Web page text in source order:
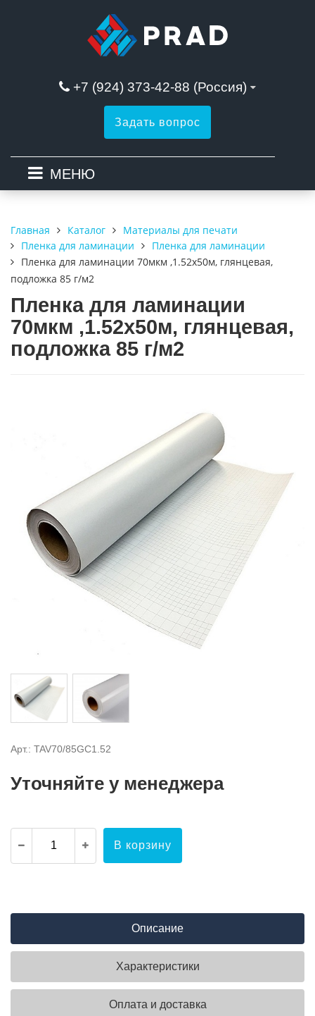
+7 (924) 373-42-88 (Россия)
Задать вопрос
МЕНЮ
Главная Каталог
Материалы для печати
Пленка для ламинации
Пленка для ламинации
Пленка для ламинации 70мкм ,1.52х50м, глянцевая,
подложка 85 г/м2
Пленка для ламинации
70мкм ,1.52х50м, глянцевая,
подложка 85 г/м2
Арт.: TAV70/85GC1.52
Уточняйте у менеджера
В корзину
Описание
Характеристики
Оплата и доставка